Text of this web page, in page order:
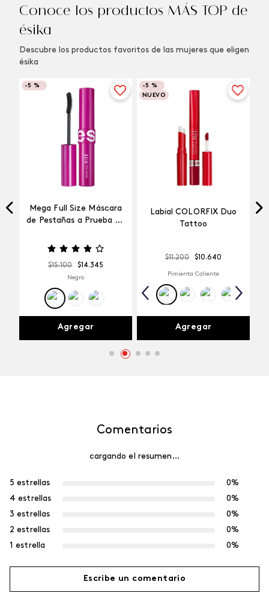
Conoce los productos MÁS TOP de
ésika
Descubre los productos favoritos de las mujeres que eligen
ésika
-5 %
Mega Full Size Máscara
de Pestañas a Prueba de
$15.100 $14.345
Negro
Agregar
-5 %
NUEVO
Labial COLORFIX Duo
Tattoo
$11.200 $10.640
Pimienta Caliente
Agregar
Comentarios
cargando el resumen…
5 estrellas
0%
4 estrellas
0%
3 estrellas
0%
2 estrellas
0%
1 estrella
0%
Escribe un comentario